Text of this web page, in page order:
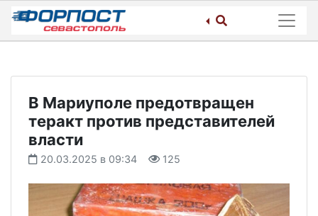
Skip
content
В Мариуполе предотвращен
теракт против представителей
власти
20.03.2025 в 09:34 125